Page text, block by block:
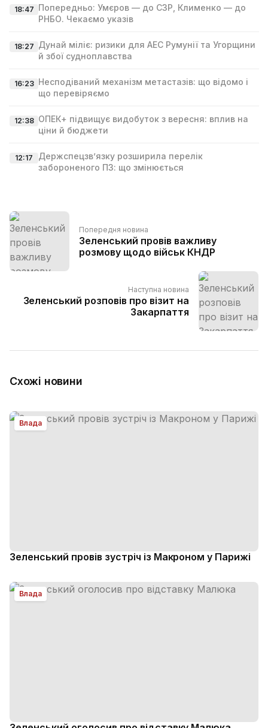
18:47 Попередньо: Умєров — до СЗР, Клименко — до
РНБО. Чекаємо указів
18:27 Дунай міліє: ризики для АЕС Румунії та Угорщини
й збої судноплавства
16:23 Несподіваний механізм метастазів: що відомо і
що перевіряємо
12:38 ОПЕК+ підвищує видобуток з вересня: вплив на
ціни й бюджети
12:17
Держспецзв’язку розширила перелік
забороненого ПЗ: що змінюється
Попередня новина
Зеленський провів важливу
розмову щодо військ КНДР
Наступна новина
Зеленський розповів про візит на
Закарпаття
Схожі новини
Влада
Зеленський провів зустріч із Макроном у Парижі
Влада